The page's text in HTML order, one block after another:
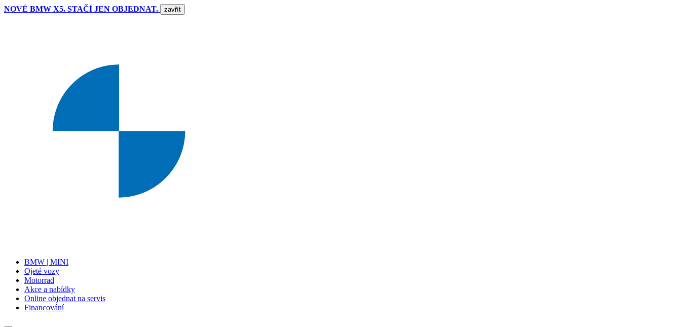
NOVÉ BMW X5. STAČÍ JEN OBJEDNAT. zavřít
BMW | MINI
Ojeté vozy
Motorrad
Akce a nabídky
Online objednat na servis
Financování